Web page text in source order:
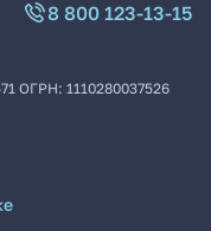
8 800 123-13-15
ОГРН: 1110280037526